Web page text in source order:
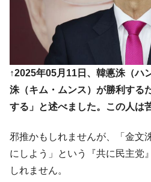
『Money1』
在韓米国大使ステ
く空港に詰めかけ「出て行け！
ドを掲げる「在韓反米勢力」
『Money1』
韓国政府「2035
ータセンター整備」⇒ だから無
『Money1』
JPモルガン「韓
ほぼ終わった」
『Money1』
韓国政府「ニセ
↑2025年05月11日、韓悳洙（ハ
洙（キム・ムンス）が勝利する
する」と述べました。この人は
邪推かもしれませんが、「金文
にしよう」という『共に民主党
しれません。